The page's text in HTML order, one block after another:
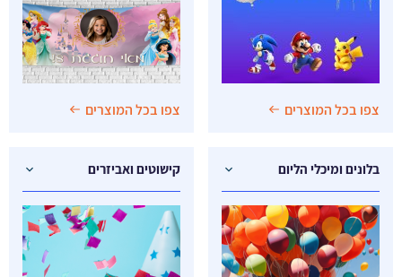
צפו בכל המוצרים צפו בכל המוצרים
בלונים ומיכלי הליום קישוטים ואביזרים